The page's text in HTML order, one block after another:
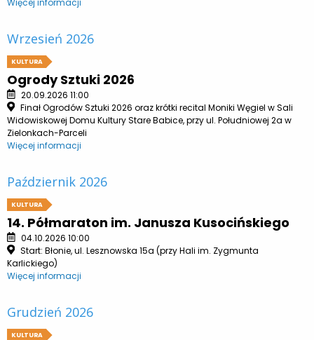
Więcej informacji
Wrzesień 2026
KULTURA
Ogrody Sztuki 2026
20.09.2026 11:00
Finał Ogrodów Sztuki 2026 oraz krótki recital Moniki Węgiel w Sali
Widowiskowej Domu Kultury Stare Babice, przy ul. Południowej 2a w
Zielonkach-Parceli
Więcej informacji
Październik 2026
KULTURA
14. Półmaraton im. Janusza Kusocińskiego
04.10.2026 10:00
Start: Błonie, ul. Lesznowska 15a (przy Hali im. Zygmunta
Karlickiego)
Więcej informacji
Grudzień 2026
KULTURA